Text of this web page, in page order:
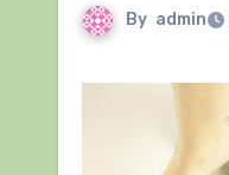
By admin